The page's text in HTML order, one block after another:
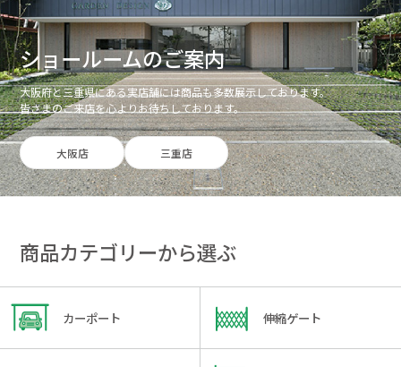
ショールームのご案内
大阪府と三重県にある実店舗には商品も多数展示しております。
皆さまのご来店を心よりお待ちしております。
大阪店 三重店
商品カテゴリーから選ぶ
カーポート 伸縮ゲート